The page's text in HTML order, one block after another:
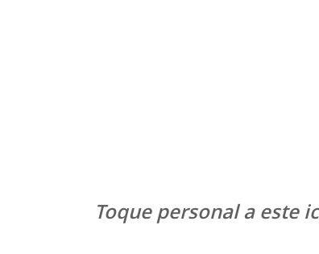
Toque personal a este